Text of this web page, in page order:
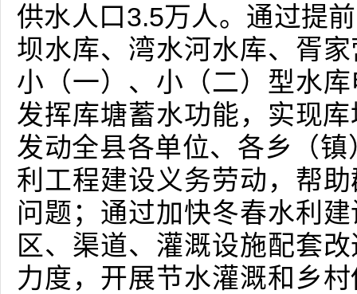
供水人口3.5万人。通过提
坝水库、湾水河水库、胥
小（一）、小（二）型水
发挥库塘蓄水功能，实现
发动全县各单位、各乡（
利工程建设义务劳动，帮
问题；通过加快冬春水利
区、渠道、灌溉设施配套
力度，开展节水灌溉和乡